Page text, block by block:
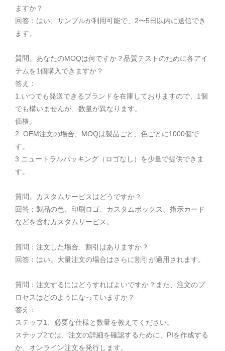
ますか？
回答：はい、サンプルが利用可能で、2〜5日以内に送信でき
ます。
質問。あなたのMOQは何ですか？品質テストのために各アイ
テムを1個購入できますか？
答え：
1.いつでも発送できるブランドを在庫しておりますので、1個
でも構いませんが、数量が異なります。
価格。
2. OEM注文の場合、MOQは製品ごと、色ごとに1000個で
す。
3.ニュートラルパッキング（ロゴなし）を少量で提供できま
す。
質問。カスタムサービスはどうですか？
回答：製品の色、印刷ロゴ、カスタムボックス、指示カード
などを含むカスタムサービス。
質問：注文した場合、割引はありますか？
回答：はい。大量注文の場合はさらに割引が適用されます。
質問：注文するにはどうすればよいですか？また、注文のプ
ロセスはどのようになっていますか？
答え：
ステップ1、必要な仕様と数量を教えてください。
ステップ2では、注文の詳細を確認するために、PIを作成する
か、オンライン注文を発行します。